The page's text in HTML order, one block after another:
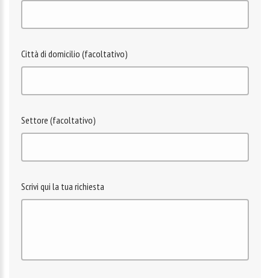
Città di domicilio (facoltativo)
Settore (facoltativo)
Scrivi qui la tua richiesta